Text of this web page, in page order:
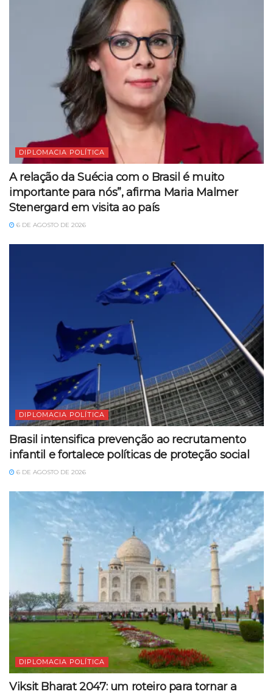
DIPLOMACIA POLÍTICA
A relação da Suécia com o Brasil é muito
importante para nós”, afirma Maria Malmer
Stenergard em visita ao país
6 DE AGOSTO DE 2026
DIPLOMACIA POLÍTICA
Brasil intensifica prevenção ao recrutamento
infantil e fortalece políticas de proteção social
6 DE AGOSTO DE 2026
DIPLOMACIA POLÍTICA
Viksit Bharat 2047: um roteiro para tornar a